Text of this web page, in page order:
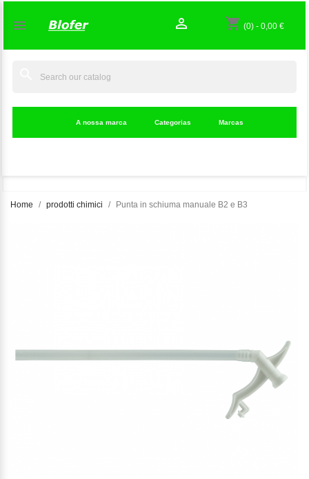
 shopping_cart (0) -0,00 €

A nossa marca Categorias Marcas
Home prodotti chimici Punta in schiuma manuale B2 e B3